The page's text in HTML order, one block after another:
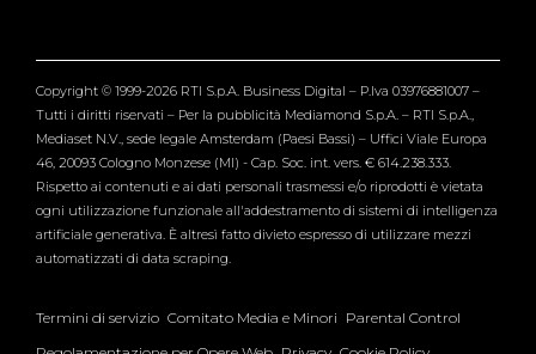
Verissimo
Copyright © 1999-2026 RTI S.p.A. Business Digital – P.Iva 03976881007 –
Tutti i diritti riservati – Per la pubblicità Mediamond S.p.A. – RTI S.p.A.,
Mediaset N.V., sede legale Amsterdam (Paesi Bassi) – Uffici Viale Europa
46, 20093 Cologno Monzese (MI) - Cap. Soc. int. vers. € 614.238.333.
Rispetto ai contenuti e ai dati personali trasmessi e/o riprodotti è vietata
ogni utilizzazione funzionale all'addestramento di sistemi di intelligenza
artificiale generativa. È altresì fatto divieto espresso di utilizzare mezzi
automatizzati di data scraping.
Termini di servizio Comitato Media e Minori Parental Control